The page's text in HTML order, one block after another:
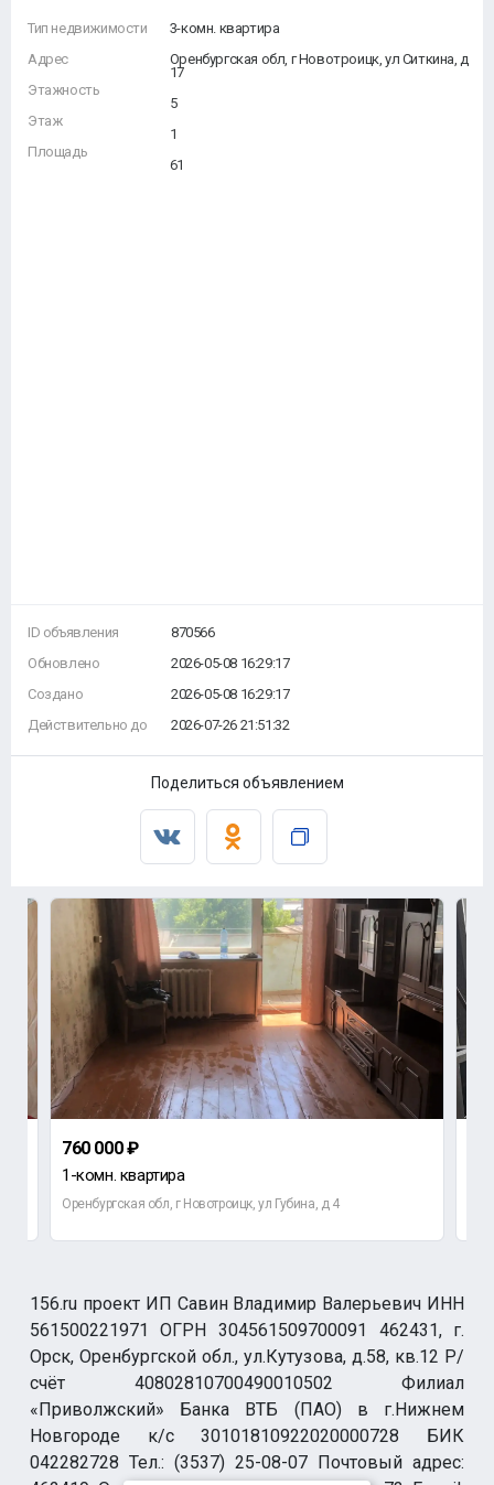
Тип недвижимости
Адрес
Этажность
Этаж
Площадь
3-комн. квартира
Оренбургская обл, г Новотроицк, ул Ситкина, д
17
5
1
61
ID объявления
Обновлено
Создано
Действительно до
870566
2026-05-08 16:29:17
2026-05-08 16:29:17
2026-07-26 21:51:32
Поделиться объявлением
760 000 ₽
1-комн. квартира
Оренбургская обл, г Новотроицк, ул Губина, д 4
156.ru проект ИП Савин Владимир Валерьевич ИНН
561500221971 ОГРН 304561509700091 462431, г.
Орск, Оренбургской обл., ул.Кутузова, д.58, кв.12 Р/
счёт 40802810700490010502 Филиал
«Приволжский» Банка ВТБ (ПАО) в г.Нижнем
Новгороде к/с 30101810922020000728 БИК
042282728 Тел.: (3537) 25-08-07 Почтовый адрес: